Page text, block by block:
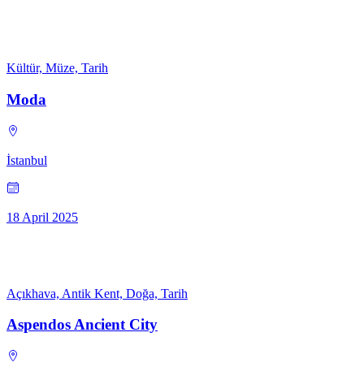
Kültür, Müze, Tarih
Moda
İstanbul
18 April 2025
Açıkhava, Antik Kent, Doğa, Tarih
Aspendos Ancient City